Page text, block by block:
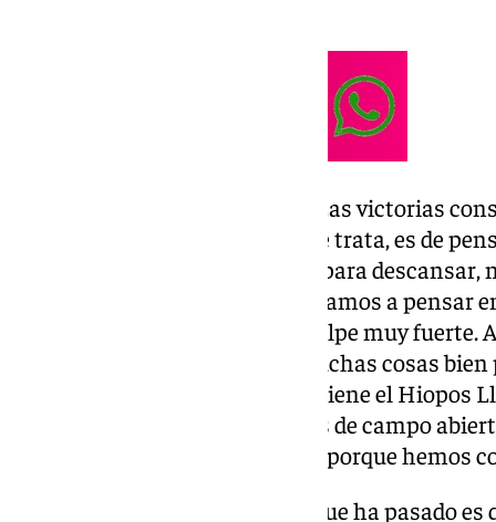
Estado de forma del Unicaja: “ Las victorias
importancia. Ahora, de lo que se trata, es de
partido. Tenemos una semana para
complicado el sábado. Si empezamos a pensar
somos nos vamos a llevar un golpe muy fuerte.
no lo ha sido. Hay que hacer muchas cosas
con la energía y anotación que tiene el Hiopos
Hemos estado a dos posesiones de campo
47, hemos hecho 45. Contentos porque hemos
Buenos minutos de Tillie: “ Lo que ha pasado